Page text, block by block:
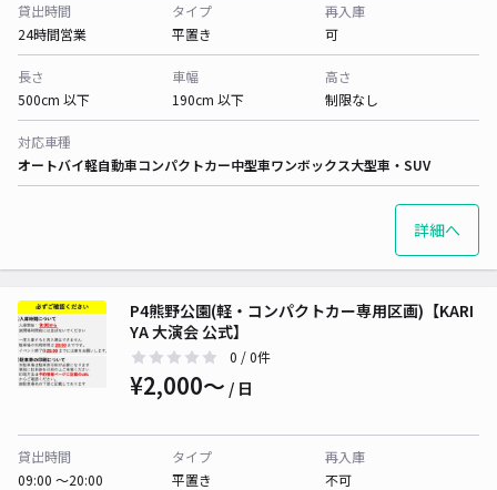
貸出時間
24時間営業
タイプ
平置き
再入庫
可
長さ
500cm 以下
車幅
190cm 以下
高さ
制限なし
対応車種
オートバイ軽自動車コンパクトカー中型車ワンボックス大型車・SUV
詳細へ
P4熊野公園(軽・コンパクトカー専用区画)【KARI
YA 大演会 公式】
0 / 0件
¥2,000〜 / 日
貸出時間
09:00 〜20:00
タイプ
平置き
再入庫
不可